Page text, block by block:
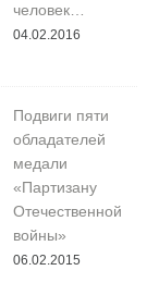
человек…
04.02.2016
Подвиги пяти
обладателей
медали
«Партизану
Отечественной
войны»
06.02.2015